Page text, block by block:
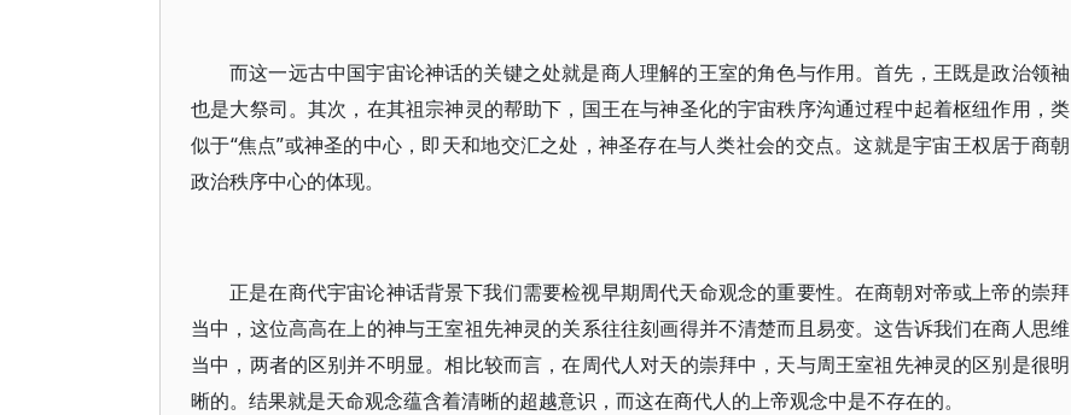
而这一远古中国宇宙论神话的关键之处就是商人理解的王室的角色与作用。首先，王既是政治领袖
也是大祭司。其次，在其祖宗神灵的帮助下，国王在与神圣化的宇宙秩序沟通过程中起着枢纽作用，类
似于“焦点”或神圣的中心，即天和地交汇之处，神圣存在与人类社会的交点。这就是宇宙王权居于商朝
政治秩序中心的体现。
正是在商代宇宙论神话背景下我们需要检视早期周代天命观念的重要性。在商朝对帝或上帝的崇拜
当中，这位高高在上的神与王室祖先神灵的关系往往刻画得并不清楚而且易变。这告诉我们在商人思维
当中，两者的区别并不明显。相比较而言，在周代人对天的崇拜中，天与周王室祖先神灵的区别是很明
晰的。结果就是天命观念蕴含着清晰的超越意识，而这在商代人的上帝观念中是不存在的。